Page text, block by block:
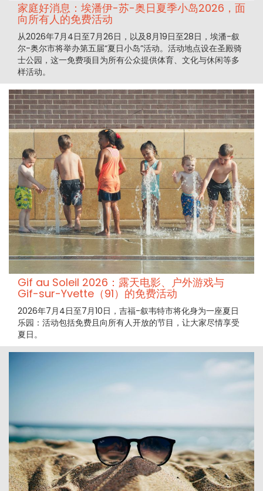
家庭好消息：埃潘伊-苏-奥日夏季小岛2026，面
向所有人的免费活动
从2026年7月4日至7月26日，以及8月19日至28日，埃潘-叙
尔-奥尔市将举办第五届“夏日小岛”活动。活动地点设在圣殿骑
士公园，这一免费项目为所有公众提供体育、文化与休闲等多
样活动。
Gif au Soleil 2026：露天电影、户外游戏与
Gif-sur-Yvette（91）的免费活动
2026年7月4日至7月10日，吉福-叙韦特市将化身为一座夏日
乐园：活动包括免费且向所有人开放的节目，让大家尽情享受
夏日。